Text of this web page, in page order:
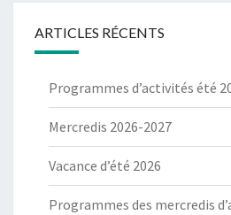
ARTICLES RÉCENTS
Programmes d’activités été
Mercredis 2026-2027
Vacance d’été 2026
Programmes des mercredis